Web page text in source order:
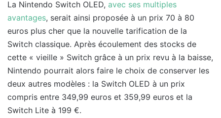
La Nintendo Switch OLED, avec ses multiples
avantages, serait ainsi proposée à un prix 70 à 80
euros plus cher que la nouvelle tarification de la
Switch classique. Après écoulement des stocks de
cette « vieille » Switch grâce à un prix revu à la baisse,
Nintendo pourrait alors faire le choix de conserver les
deux autres modèles : la Switch OLED à un prix
compris entre 349,99 euros et 359,99 euros et la
Switch Lite à 199 €.